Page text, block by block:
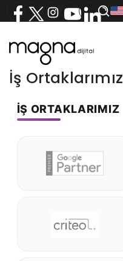
İş Ortaklarımız
İŞ ORTAKLARIMIZ